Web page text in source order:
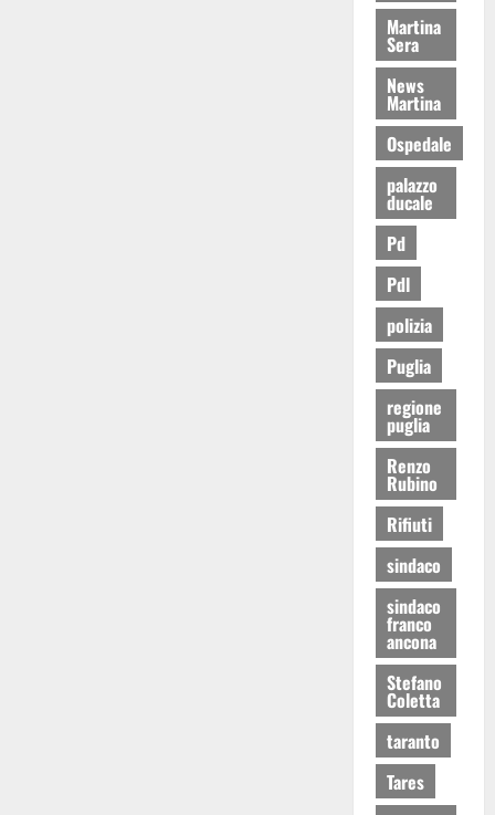
Martina
Sera
News
Martina
Ospedale
palazzo
ducale
Pd
Pdl
polizia
Puglia
regione
puglia
Renzo
Rubino
Rifiuti
sindaco
sindaco
franco
ancona
Stefano
Coletta
taranto
Tares